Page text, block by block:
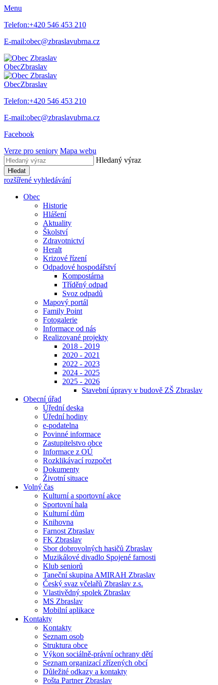
Menu
Telefon:+420 546 453 210
E-mail:obec@zbraslavubrna.cz
ObecZbraslav
ObecZbraslav
Telefon:+420 546 453 210
E-mail:obec@zbraslavubrna.cz
Facebook
Verze pro seniory Mapa webu
Hledaný výraz
Hledat
rozšířené vyhledávání
Obec
Historie
Hlášení
Aktuality
Školství
Zdravotnictví
Heralt
Krizové řízení
Odpadové hospodářství
Kompostárna
Tříděný odpad
Svoz odpadů
Mapový portál
Family Point
Fotogalerie
Informace od nás
Realizované projekty
2018 - 2019
2020 - 2021
2022 - 2023
2024 - 2025
2025 - 2026
Stavební úpravy v budově ZŠ Zbraslav
Obecní úřad
Úřední deska
Úřední hodiny
e-podatelna
Povinné informace
Zastupitelstvo obce
Informace z OÚ
Rozklikávací rozpočet
Dokumenty
Životní situace
Volný čas
Kulturní a sportovní akce
Sportovní hala
Kulturní dům
Knihovna
Farnost Zbraslav
FK Zbraslav
Sbor dobrovolných hasičů Zbraslav
Muzikálové divadlo Spojené farnosti
Klub seniorů
Taneční skupina AMIRAH Zbraslav
Český svaz včelařů Zbraslav z.s.
Vlastivědný spolek Zbraslav
MS Zbraslav
Mobilní aplikace
Kontakty
Kontakty
Seznam osob
Struktura obce
Výkon sociálně-právní ochrany dětí
Seznam organizací zřízených obcí
Důležité odkazy a kontakty
Pošta Partner Zbraslav